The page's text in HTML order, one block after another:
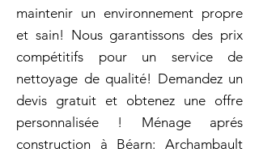
maintenir un environnement propre
et sain! Nous garantissons des prix
compétitifs pour un service de
nettoyage de qualité! Demandez un
devis gratuit et obtenez une offre
personnalisée ! Ménage aprés
construction à Béarn: Archambault